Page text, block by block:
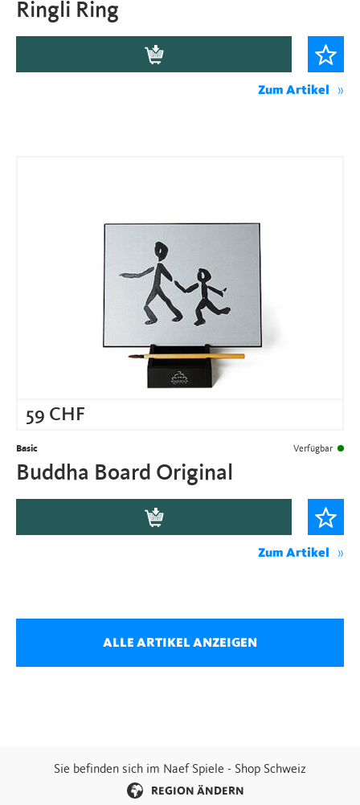
Ringli Ring
Zum Artikel
59 CHF
Basic Verfügbar
Buddha Board Original
Zum Artikel
ALLE ARTIKEL ANZEIGEN
Sie befinden sich im Naef Spiele - Shop Schweiz
REGION ÄNDERN